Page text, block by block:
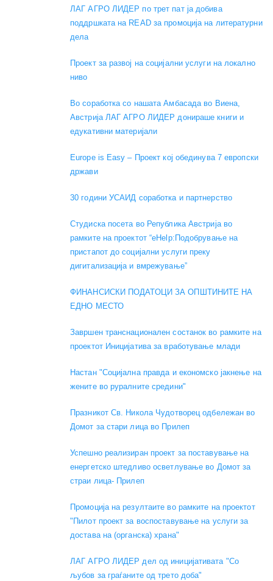
ЛАГ АГРО ЛИДЕР по трет пат ја добива
поддршката на READ за промоција на литературни
дела
Проект за развој на социјални услуги на локално
ниво
Во соработка со нашата Амбасада во Виена,
Австрија ЛАГ АГРО ЛИДЕР донираше книги и
едукативни материјали
Europe is Easy – Проект кој обединува 7 европски
држави
30 години УСАИД соработка и партнерство
Студиска посета во Република Австрија во
рамките на проектот “eHelp:Подобрување на
пристапот до социјални услуги преку
дигитализација и вмрежување”
ФИНАНСИСКИ ПОДАТОЦИ ЗА ОПШТИНИТЕ НА
ЕДНО МЕСТО
Завршен транснационален состанок во рамките на
проектот Иницијатива за вработување млади
Настан "Социјална правда и економско јакнење на
жените во руралните средини"
Празникот Св. Никола Чудотворец одбележан во
Домот за стари лица во Прилеп
Успешно реализиран проект за поставување на
енергетско штедливо осветлување во Домот за
страи лица- Прилеп
Промоција на резултаите во рамките на проектот
"Пилот проект за воспоставување на услуги за
достава на (органска) храна"
ЛАГ АГРО ЛИДЕР дел од иницијативата "Со
љубов за граѓаните од трето доба"